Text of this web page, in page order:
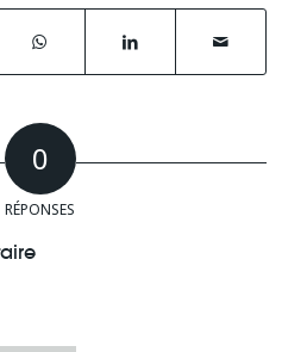
0
RÉPONSES